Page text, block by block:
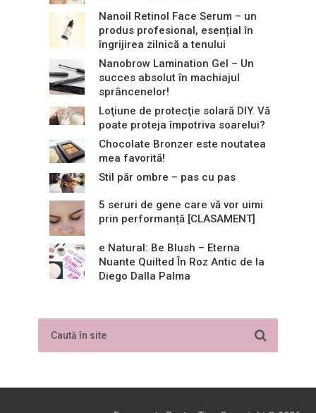
Nanoil Retinol Face Serum – un
produs profesional, esențial în
îngrijirea zilnică a tenului
Nanobrow Lamination Gel – Un
succes absolut în machiajul
sprâncenelor!
Loţiune de protecţie solară DIY. Vă
poate proteja împotriva soarelui?
Chocolate Bronzer este noutatea
mea favorită!
Stil păr ombre – pas cu pas
5 seruri de gene care vă vor uimi
prin performanță [CLASAMENT]
e Natural: Be Blush – Eterna
Nuante Quilted În Roz Antic de la
Diego Dalla Palma